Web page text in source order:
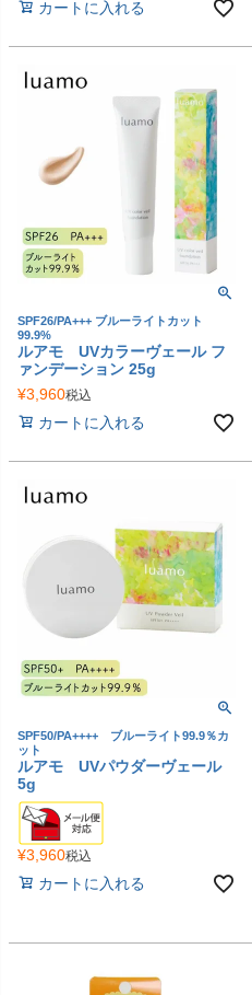
カートに入れる
SPF26/PA+++ ブルーライトカット
99.9%
ルアモ UVカラーヴェール フ
ァンデーション 25g
¥3,960税込
カートに入れる
SPF50/PA++++ ブルーライト99.9％カ
ット
ルアモ UVパウダーヴェール
5g
¥3,960税込
カートに入れる